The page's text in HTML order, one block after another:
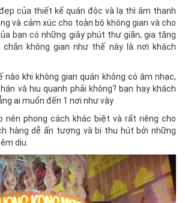
của thiết kế quán độc và lạ thì âm thanh
và cảm xúc cho toàn bộ không gian và cho
bạn có những giây phút thư giãn, gia tăng
không gian như thế này là nơi khách
nào khi không gian quán không có âm nhạc,
và hiu quạnh phải không? bạn hay khách
ai muốn đến 1 nơi như vậy
nên phong cách khác biệt và rất riêng cho
hàng dễ ấn tượng và bị thu hút bởi những
dịu.